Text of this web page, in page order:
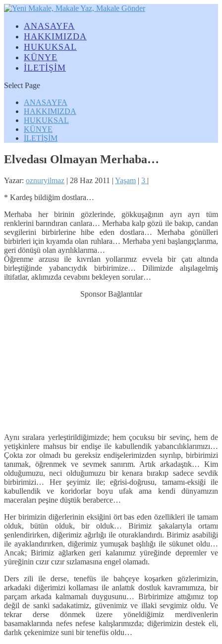
ANASAYFA
HAKKIMIZDA
HUKUKSAL
KÜNYE
İLETİŞİM
Select Page
ANASAYFA
HAKKIMIZDA
HUKUKSAL
KÜNYE
İLETİŞİM
Elvedası Olmayan Merhaba…
Yazar: oznuryilmaz | 28 Haz 2011 | Yaşam | 3 |
* Kardeş bildiğim dostlara…
Merhaba her birinin gözlerinde, gökkuşağının ayrı ayrı tüm
renklerini barındıran canlara… Merhaba kalp gözü ile bakıp, candan
sevgilerini birbirlerine hibe eden dostlara… Merhaba gönülleri
birbirleri için kıyamda olan ruhlara… Merhaba yeni başlangıçlarıma,
geri dönüşü olan ayrılıklarıma…
Öğrenme arzusu ile kıvrılan yollarımız evvela bir çatı altında
birleştiğinde yabancıydık birbirimize… Dilimizde alışılagelmiş
iltifatlar, aklımızda cevabını bekleyen sorular…
Sponsor Bağlantılar
Aynı sıralara yerleştirildiğimizde; hem çocuksu bir sevinç, hem de
yetişkinlere mahsus bir endişe ile kabullendik yabancılıklarımızı…
Çokta zor olmadı bu gereksiz endişelerimizden sıyrılıp, birbirimizi
tanımak, öğrenmek ve sevmek sanırım. Artık arkadaştık… Kim
olduğumuzu, neci olduğumuzu bir kenara bırakıp sadece sevdik
birbirimizi… Her şeyimiz ile; eğrisi-doğrusu, tamamı-eksiği ile
kabullendik ve koridorlar boyu ufak ama kendi dünyamızın
maceraları peşine düştük beraberce…
Her birimizin diğerlerinin eksiğini ört bas eden özellikleri ile tamam
olduk, bütün olduk, bir olduk… Birimiz şakalarıyla ortamı
şenlendirirken, diğerimiz ağırlığı ile oturaklandırdı. Birimiz asabiliği
ile ayaklandırırken, diğerimiz yumuşak başlılığı ile sükunet oldu…
Ancak; Birimiz ağlarken geri kalanımız yüreğinde depremler ve
yüreğinin cızır cızır sızlamasına engel olamadı.
Ders zili ile derse, tenefüs ile bahçeye koşarken gözlerimizin,
arkadaki diğerimizi kollaması ile anlattık dostluk kavramımıza, bir
parçam arkada kalmamalı duygusunu… Birbirimize attığımız top
değil de sanki sadakatimiz, güvenimiz ve illaki sevgimiz oldu. Ve
tekrar derse dönmek üzere yöneldiğimiz merdivenlerin
basamaklarında nefes nefese kalışlarımızda; diğerimizin destek eli,
darlık çekenimize suni bir tenefüs oldu…